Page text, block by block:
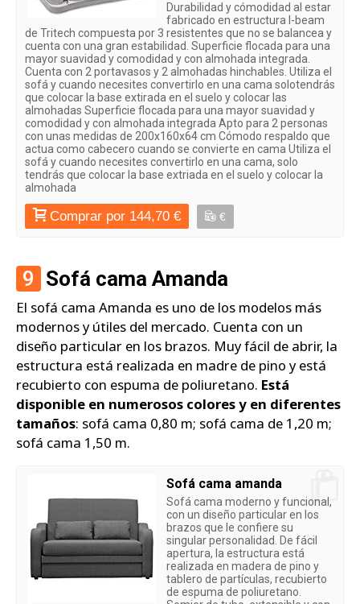
Durabilidad y cómodidad al estar
fabricado en estructura I-beam
de Tritech compuesta por 3 resistentes que no se balancea y
cuenta con una gran estabilidad. Superficie flocada para una
mayor suavidad y comodidad y con almohada integrada.
Cuenta con 2 portavasos y 2 almohadas hinchables. Utiliza el
sofá y cuando necesites convertirlo en una cama solotendrás
que colocar la base extirada en el suelo y colocar las
almohadas Superficie flocada para una mayor suavidad y
comodidad y con almohada integrada Apto para 2 personas
con unas medidas de 200x160x64 cm Cómodo respaldo que
actua como cabecero cuando se convierte en cama Utiliza el
sofá y cuando necesites convertirlo en una cama, solo
tendrás que colocar la base extriada en el suelo y colocar la
almohada
Comprar por 144,70 € €
9 Sofá cama Amanda
El sofá cama Amanda es uno de los modelos más
modernos y útiles del mercado. Cuenta con un
diseño particular en los brazos. Muy fácil de abrir, la
estructura está realizada en madre de pino y está
recubierto con espuma de poliuretano. Está
disponible en numerosos colores y en diferentes
tamaños: sofá cama 0,80 m; sofá cama de 1,20 m;
sofá cama 1,50 m.
Sofá cama amanda
Sofá cama moderno y funcional,
con un diseño particular en los
brazos que le confiere su
singular personalidad. De fácil
apertura, la estructura está
realizada en madera de pino y
tablero de partículas, recubierto
de espuma de poliuretano.